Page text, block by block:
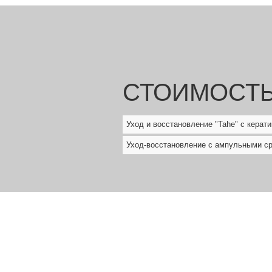
Уход и восстановление "Tahe" с
Уход-восстановление с ампульными